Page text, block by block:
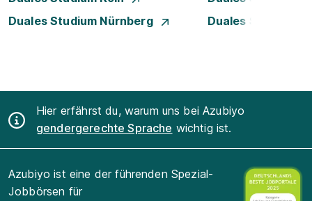
Duales Studium Nürnberg
Duales Studium
Hier erfährst du, warum uns bei Azubiyo
gendergerechte Sprache wichtig ist.
Azubiyo ist eine der führenden Spezial-
Jobbörsen für